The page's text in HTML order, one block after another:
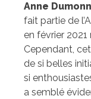
Anne
fait partie de
en février 2021
Cependant,
de si belles
si
a semblé